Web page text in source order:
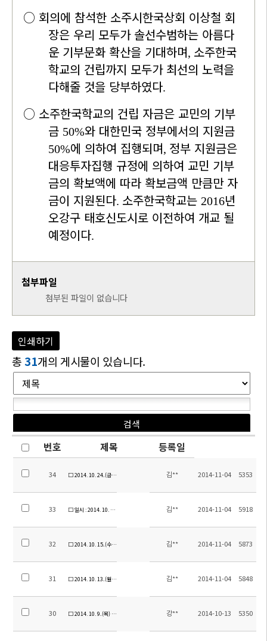
○ 회의에 참석한 소주시한국상회 이상철 회
장은 우리 모두가 솔선수범하는 아름다
운 기부문화 확산을 기대하며, 소주한국
학교의 건립까지 모두가 최선의 노력을
다해줄 것을 당부하였다.
○ 소주한국학교의 건립 자금은 교민의 기부
금 50%와 대한민국 정부에서의 지원금
50%에 의하여 집행되며, 정부 지원금은
대응투자집행 규정에 의하여 교민 기부
금의 확보액에 따라 확보금액 만큼만 자
금이 지원된다. 소주한국학교는 2016년
오강구 태호신도시로 이전하여 개교 될
예정이다.
첨부파일
첨부된 파일이 없습니다
인쇄하기
총 31개의 게시물이 있습니다.
번호 제목 등록일
34 □ 2014. 10. 24.(금) 소주한국학교 건립 기부행렬 이어져...
김** 2014-11-04 5353
33 □ 일시 : 2014. 10. 23.(목) 6학년 수학여행 , 1-4학년 현장체험학습
김** 2014-11-04 5918
32 □ 2014. 10. 15.(수) 서울 팝스오케스트라 연주회
김** 2014-11-04 5873
31 □ 2014. 10. 13.(월) 한글날 기념 글짓기 대회 수상식 실시
김** 2014-11-04 5848
30 □ 2014. 10. 9.(목) 자율도서관 운영 강** 2014-10-13 5350